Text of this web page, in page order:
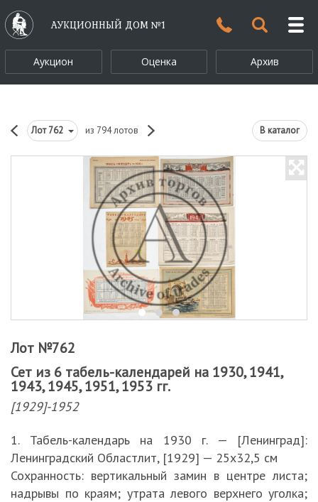
АУКЦИОННЫЙ ДОМ №1
Аукцион Оценка Архив
Лот762 из 794 лотов В каталог
Лот №762
Сет из 6 табель-календарей на 1930, 1941,
1943, 1945, 1951, 1953 гг.
[1929]-1952
1. Табель-календарь на 1930 г. — [Ленинград]:
Ленинградский Областлит, [1929] — 25х32,5 см
Сохранность: вертикальный замин в центре листа;
надрывы по краям; утрата левого верхнего уголка;